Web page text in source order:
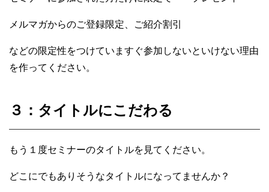
メルマガからのご登録限定、ご紹介割引
などの限定性をつけていますぐ参加しないといけない理由
を作ってください。
３：タイトルにこだわる
もう１度セミナーのタイトルを見てください。
どこにでもありそうなタイトルになってませんか？